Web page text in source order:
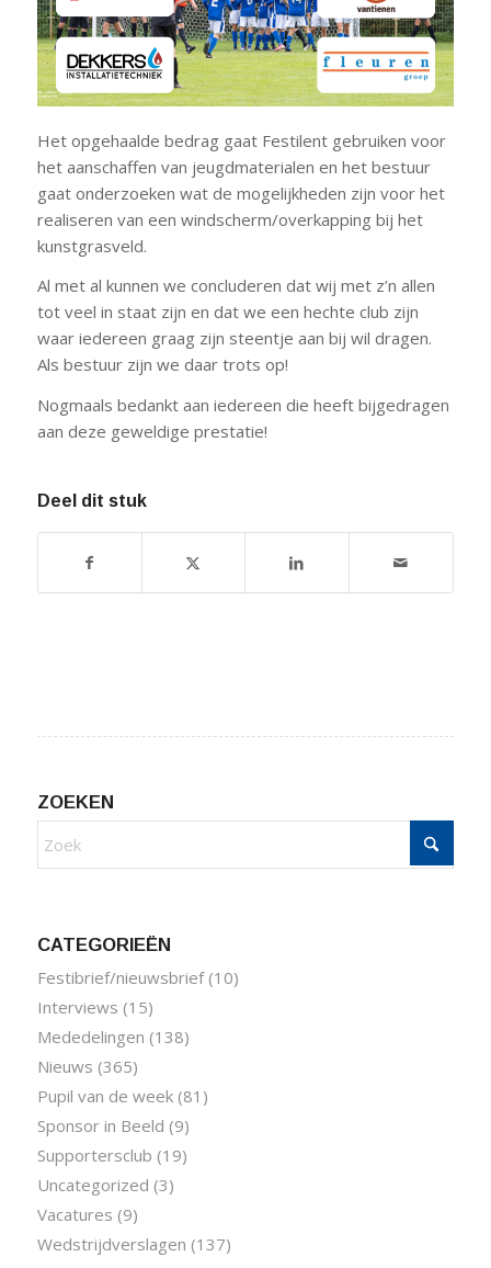
Het opgehaalde bedrag gaat Festilent gebruiken voor
het aanschaffen van jeugdmaterialen en het bestuur
gaat onderzoeken wat de mogelijkheden zijn voor het
realiseren van een windscherm/overkapping bij het
kunstgrasveld.
Al met al kunnen we concluderen dat wij met z’n allen
tot veel in staat zijn en dat we een hechte club zijn
waar iedereen graag zijn steentje aan bij wil dragen.
Als bestuur zijn we daar trots op!
Nogmaals bedankt aan iedereen die heeft bijgedragen
aan deze geweldige prestatie!
Deel dit stuk
ZOEKEN
CATEGORIEËN
Festibrief/nieuwsbrief(10)
Interviews (15)
Mededelingen (138)
Nieuws (365)
Pupil van de week(81)
Sponsor in Beeld (9)
Supportersclub (19)
Uncategorized (3)
Vacatures (9)
Wedstrijdverslagen (137)